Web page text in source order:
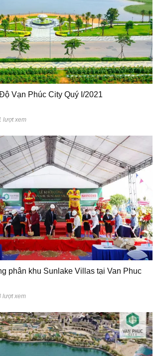
Vạn Phúc City Quý I/2021
lượt xem
phân khu Sunlake Villas tại Van Phuc
lượt xem